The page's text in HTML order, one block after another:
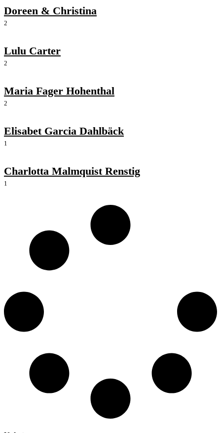
Doreen & Christina
2
Lulu Carter
2
Maria Fager Hohenthal
2
Elisabet Garcia Dahlbäck
1
Charlotta Malmquist Renstig
1